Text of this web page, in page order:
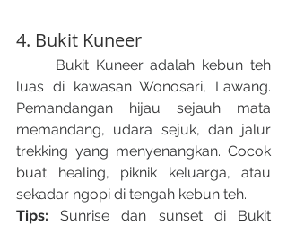
4. Bukit Kuneer
luas di kawasan Wonosari, Lawang.
Pemandangan hijau sejauh mata
memandang, udara sejuk, dan jalur
trekking yang menyenangkan. Cocok
buat healing, piknik keluarga, atau
sekadar ngopi di tengah kebun teh.
Tips: Sunrise dan sunset di Bukit